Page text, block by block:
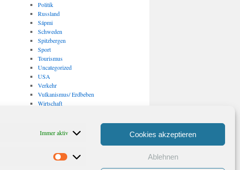
Immer aktiv
Statistiken
Cookies akzeptieren
Ablehnen
Politik
Russland
Sápmi
Schweden
Spitzbergen
Sport
Tourismus
Uncategorized
USA
Verkehr
Vulkanismus/ Erdbeben
Wirtschaft
Archiv